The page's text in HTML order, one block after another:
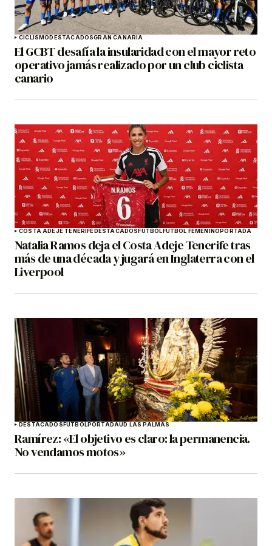
CICLISMODESTACADOSGRAN CANARIA
El GCBT desafía la insularidad con el mayor reto
operativo jamás realizado por un club ciclista
canario
COSTA ADEJE TENERIFEDESTACADOSFÚTBOLFÚTBOL FEMENINOPORTADA
Natalia Ramos deja el Costa Adeje Tenerife tras
más de una década y jugará en Inglaterra con el
Liverpool
DESTACADOSFÚTBOLPORTADAUD LAS PALMAS
Ramírez: «El objetivo es claro: la permanencia.
No vendamos motos»